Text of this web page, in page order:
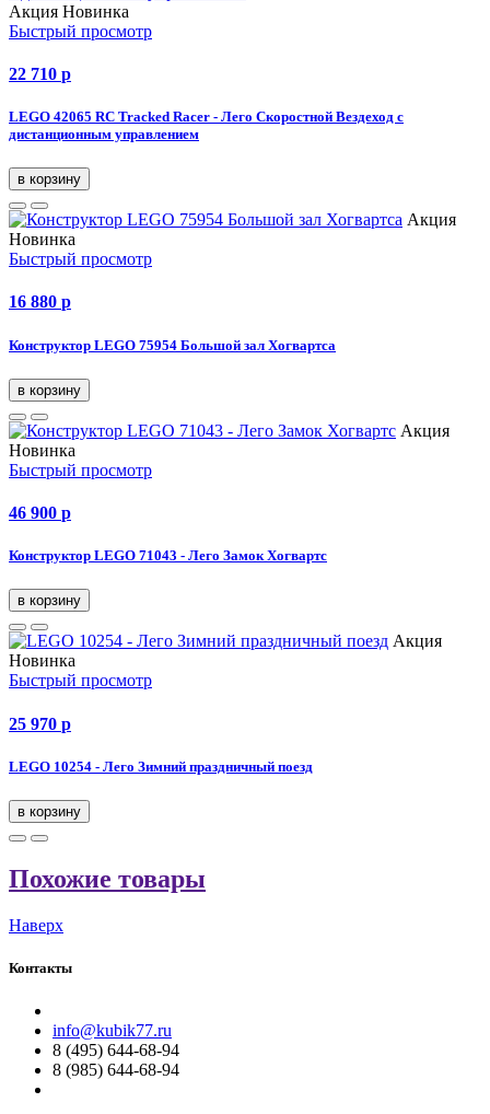
Акция Новинка
Быстрый просмотр
22 710 p
LEGO 42065 RC Tracked Racer - Лего Скоростной Вездеход с
дистанционным управлением
в корзину
Акция
Новинка
Быстрый просмотр
16 880 p
Конструктор LEGO 75954 Большой зал Хогвартса
в корзину
Акция
Новинка
Быстрый просмотр
46 900 p
Конструктор LEGO 71043 - Лего Замок Хогвартс
в корзину
Акция
Новинка
Быстрый просмотр
25 970 p
LEGO 10254 - Лего Зимний праздничный поезд
в корзину
Похожие товары
Наверх
Контакты
info@kubik77.ru
8 (495) 644-68-94
8 (985) 644-68-94